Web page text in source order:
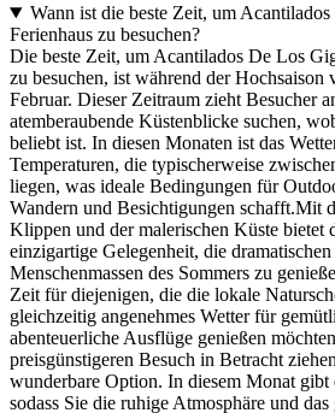
Wann ist die beste Zeit, um
Ferienhaus zu besuchen?
Die beste Zeit, um Acantilados De Los
zu besuchen, ist während der Hochsaison
Februar. Dieser Zeitraum zieht Besucher
atemberaubende Küstenblicke suchen,
beliebt ist. In diesen Monaten ist das
Temperaturen, die typischerweise
liegen, was ideale Bedingungen für
Wandern und Besichtigungen schafft.Mit
Klippen und der malerischen Küste bietet
einzigartige Gelegenheit, die
Menschenmassen des Sommers zu
Zeit für diejenigen, die die lokale
gleichzeitig angenehmes Wetter für
abenteuerliche Ausflüge genießen
preisgünstigeren Besuch in Betracht
wunderbare Option. In diesem Monat gibt
sodass Sie die ruhige Atmosphäre und